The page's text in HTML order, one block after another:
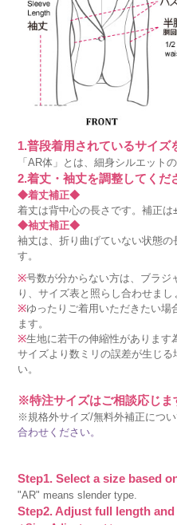
1.普段着用されているサイズ
「AR体」とは、細身シルエット
2.着丈・袖丈を調整してくだ
◆着丈補正◆
着丈は背中心の長さです。補正は
◆袖丈補正◆
袖丈は、折り曲げていない状態
す。
※号数が分からない方は、ブラジ
り、サイズ表と照らし合わせまし
※ゆったりご着用いただきたい場
ます。
※生地に若干の伸縮性があります
サイズより数ミリの誤差が生じ
い。
※特注サイズはご相談応じま
※規格外サイズ/無料外補正につ
合わせください。
Step1. Select a size based
"AR" means slender type.
Step2. Adjust full length and